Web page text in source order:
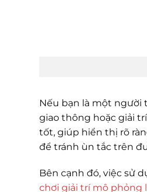
Nếu bạn là một người
giao thông hoặc giải
tốt, giúp hiển thị rõ
để tránh ùn tắc trên
Bên cạnh đó, việc sử
chơi giải trí mô phỏng